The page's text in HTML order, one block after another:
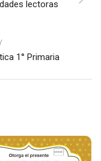
lectoras
1° Primaria